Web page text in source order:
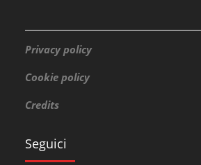
Privacy policy
Cookie policy
Credits
Seguici